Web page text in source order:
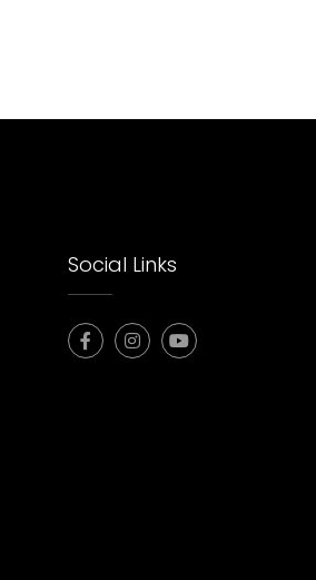
Social Links